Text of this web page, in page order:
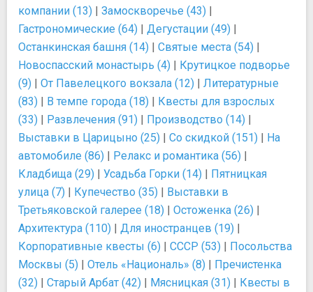
компании (13) | Замоскворечье (43) |
Гастрономические (64) | Дегустации (49) |
Останкинская башня (14) | Святые места (54) |
Новоспасский монастырь (4) | Крутицкое подворье
(9) | От Павелецкого вокзала (12) | Литературные
(83) | В темпе города (18) | Квесты для взрослых
(33) | Развлечения (91) | Производство (14) |
Выставки в Царицыно (25) | Со скидкой (151) | На
автомобиле (86) | Релакс и романтика (56) |
Кладбища (29) | Усадьба Горки (14) | Пятницкая
улица (7) | Купечество (35) | Выставки в
Третьяковской галерее (18) | Остоженка (26) |
Архитектура (110) | Для иностранцев (19) |
Корпоративные квесты (6) | СССР (53) | Посольства
Москвы (5) | Отель «Националь» (8) | Пречистенка
(32) | Старый Арбат (42) | Мясницкая (31) | Квесты в